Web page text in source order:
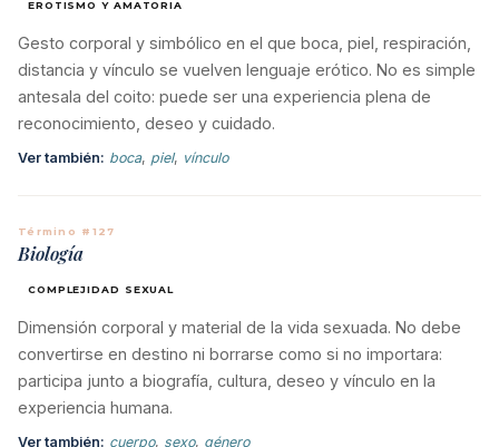
EROTISMO Y AMATORIA
Gesto corporal y simbólico en el que boca, piel, respiración,
distancia y vínculo se vuelven lenguaje erótico. No es simple
antesala del coito: puede ser una experiencia plena de
reconocimiento, deseo y cuidado.
Ver también: boca, piel, vínculo
Término #127
Biología
COMPLEJIDAD SEXUAL
Dimensión corporal y material de la vida sexuada. No debe
convertirse en destino ni borrarse como si no importara:
participa junto a biografía, cultura, deseo y vínculo en la
experiencia humana.
Ver también: cuerpo, sexo, género